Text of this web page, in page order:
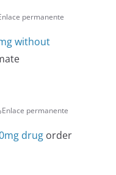
permanente
without
Enlace permanente
drug order